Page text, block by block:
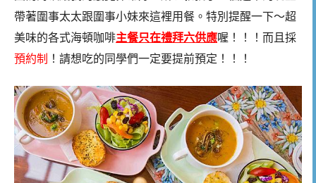
帶著圍事太太跟圍事小妹來這裡用餐。特別提醒一下～超
美味的各式海頓咖啡主餐只在禮拜六供應喔！！！而且採
預約制
！請想吃的同學們一定要提前預定！！！